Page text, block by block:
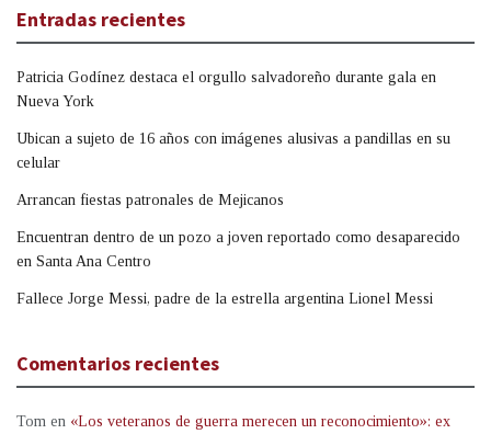
Entradas recientes
Patricia Godínez destaca el orgullo salvadoreño durante gala en
Nueva York
Ubican a sujeto de 16 años con imágenes alusivas a pandillas en su
celular
Arrancan fiestas patronales de Mejicanos
Encuentran dentro de un pozo a joven reportado como desaparecido
en Santa Ana Centro
Fallece Jorge Messi, padre de la estrella argentina Lionel Messi
Comentarios recientes
Tom en «Los veteranos de guerra merecen un reconocimiento»: ex